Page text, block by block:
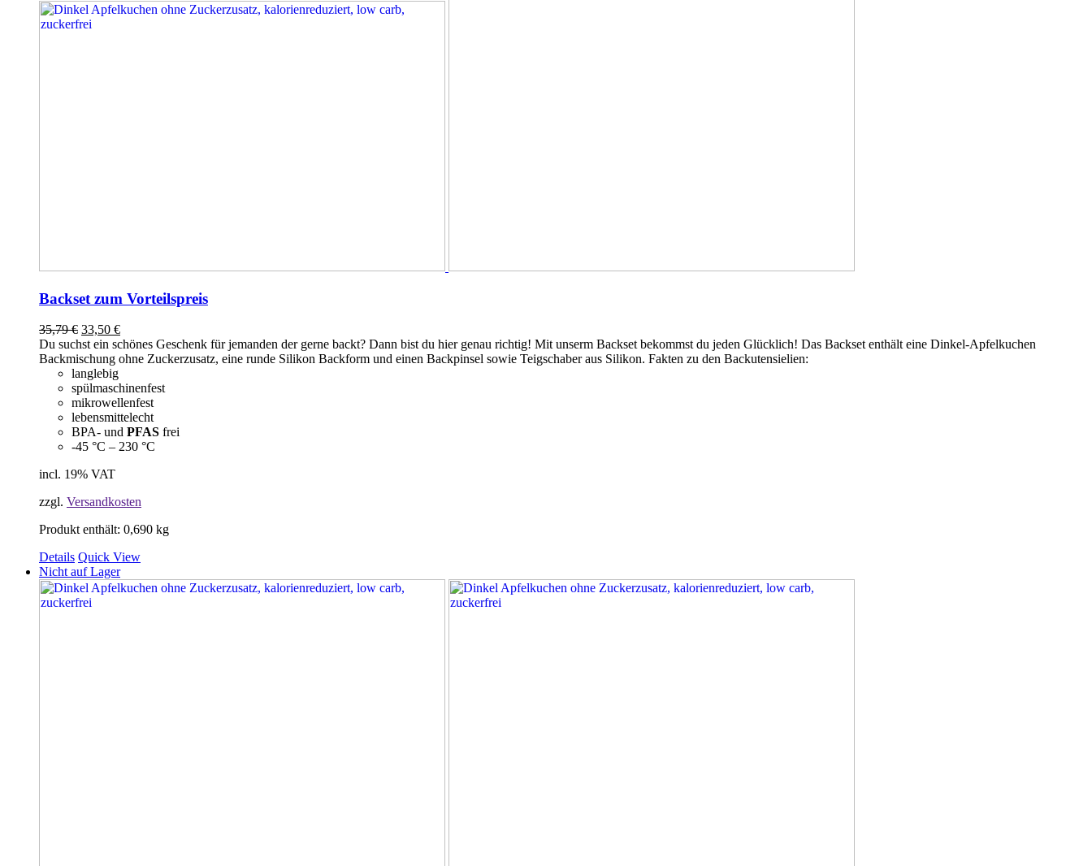
Backset zum Vorteilspreis
35,79€ 33,50 €
Du suchst ein schönes Geschenk für jemanden der gerne backt? Dann bist du hier genau richtig! Mit unserm Backset bekommst du jeden Glücklich! Das Backset enthält eine Dinkel-Apfelkuchen
Backmischung ohne Zuckerzusatz, eine runde Silikon Backform und einen Backpinsel sowie Teigschaber aus Silikon. Fakten zu den Backutensielien:
langlebig
spülmaschinenfest
mikrowellenfest
lebensmittelecht
BPA- und PFAS frei
-45 °C – 230 °C
incl. 19% VAT
zzgl. Versandkosten
Produkt enthält: 0,690 kg
Details Quick View
Nicht auf Lager